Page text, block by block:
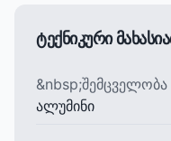
ტექნიკური
&nbsp;შემცველობა
ალუმინი